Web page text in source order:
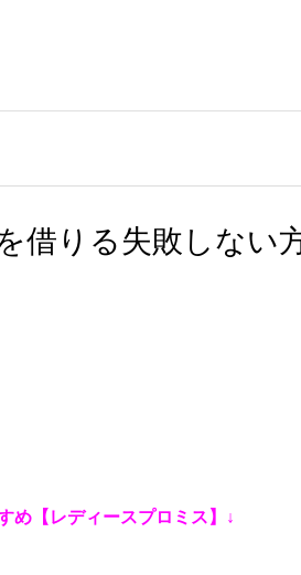
借りる失敗しない
め【レディースプロミス】↓